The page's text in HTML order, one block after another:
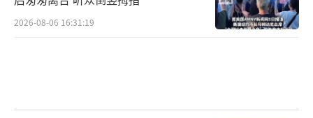
2026-08-06 16:31:19